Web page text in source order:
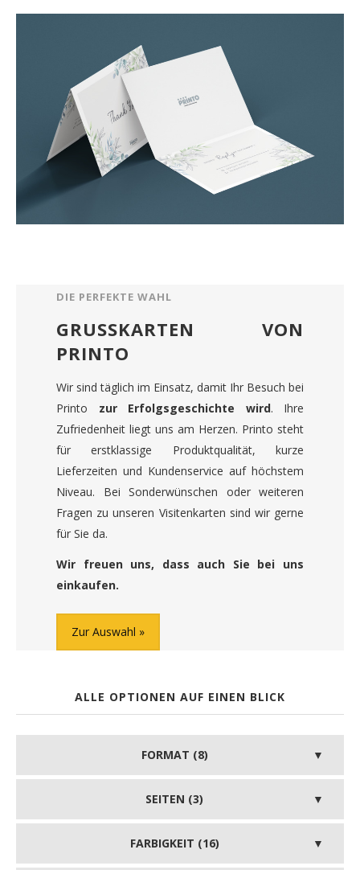
DIE PERFEKTE WAHL
GRUSSKARTEN VON
PRINTO
Wir sind täglich im Einsatz, damit Ihr Besuch bei
Printo zur Erfolgsgeschichte wird. Ihre
Zufriedenheit liegt uns am Herzen. Printo steht
für erstklassige Produktqualität, kurze
Lieferzeiten und Kundenservice auf höchstem
Niveau. Bei Sonderwünschen oder weiteren
Fragen zu unseren Visitenkarten sind wir gerne
für Sie da.
Wir freuen uns, dass auch Sie bei uns
einkaufen.
Zur Auswahl
ALLE OPTIONEN AUF EINEN BLICK
FORMAT (8)
SEITEN (3)
FARBIGKEIT (16)